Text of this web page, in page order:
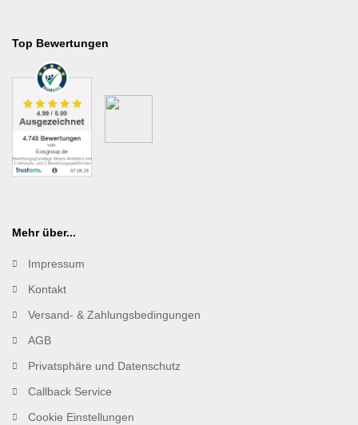
Top Bewertungen
Mehr über...
Impressum
Kontakt
Versand- & Zahlungsbedingungen
AGB
Privatsphäre und Datenschutz
Callback Service
Cookie Einstellungen